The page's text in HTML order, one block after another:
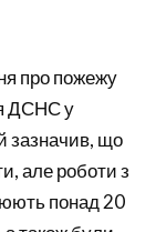
про пожежу
ДСНС у
зазначив, що
але роботи з
понад 20